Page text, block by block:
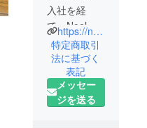
入社を経
て、Noel
Clanを設
立。
現在は海外
の面白い商
品を発掘
https://noelclan.com/
特定商取引
法に基づく
表記
メッセー
ジを送る